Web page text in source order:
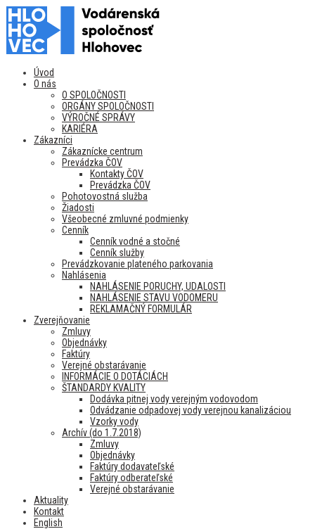
Úvod
O nás
O SPOLOČNOSTI
ORGÁNY SPOLOČNOSTI
VÝROČNÉ SPRÁVY
KARIÉRA
Zákazníci
Zákaznícke centrum
Prevádzka ČOV
Kontakty ČOV
Prevádzka ČOV
Pohotovostná služba
Žiadosti
Všeobecné zmluvné podmienky
Cenník
Cenník vodné a stočné
Cenník služby
Prevádzkovanie plateného parkovania
Nahlásenia
NAHLÁSENIE PORUCHY, UDALOSTI
NAHLÁSENIE STAVU VODOMERU
REKLAMAČNÝ FORMULÁR
Zverejňovanie
Zmluvy
Objednávky
Faktúry
Verejné obstarávanie
INFORMÁCIE O DOTÁCIÁCH
ŠTANDARDY KVALITY
Dodávka pitnej vody verejným vodovodom
Odvádzanie odpadovej vody verejnou kanalizáciou
Vzorky vody
Archív (do 1.7.2018)
Zmluvy
Objednávky
Faktúry dodavateľské
Faktúry odberateľské
Verejné obstarávanie
Aktuality
Kontakt
English